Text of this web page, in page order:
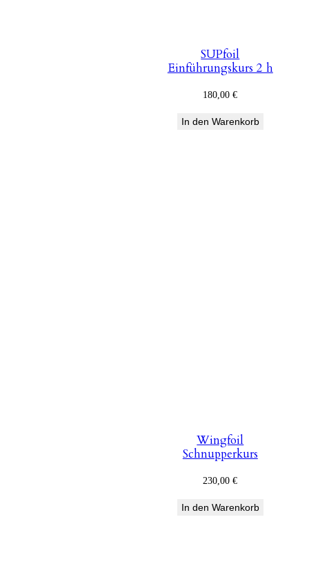
SUPfoil
Einführungskurs 2 h
180,00€
In den Warenkorb
Wingfoil
Schnupperkurs
230,00€
In den Warenkorb